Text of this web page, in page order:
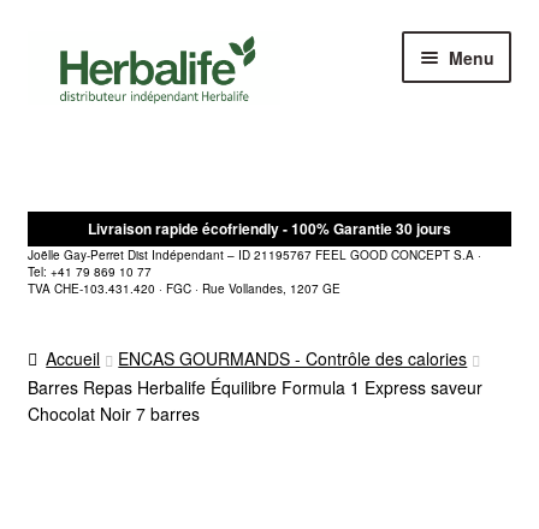
Aller
Aller
contenu
Menu
👩‍🏫 Guide complet Herbalife
Conditions Générales de vente
Livraison rapide écofriendly - 100% Garantie 30 jours
Joëlle Gay-Perret Dist Indépendant – ID 21195767 FEEL GOOD CONCEPT S.A ·
Tel: +41 79 869 10 77
TVA CHE-103.431.420 · FGC · Rue Vollandes, 1207 GE
Accueil
ENCAS GOURMANDS - Contrôle des calories
Barres Repas Herbalife Équilibre Formula 1 Express saveur
Chocolat Noir 7 barres